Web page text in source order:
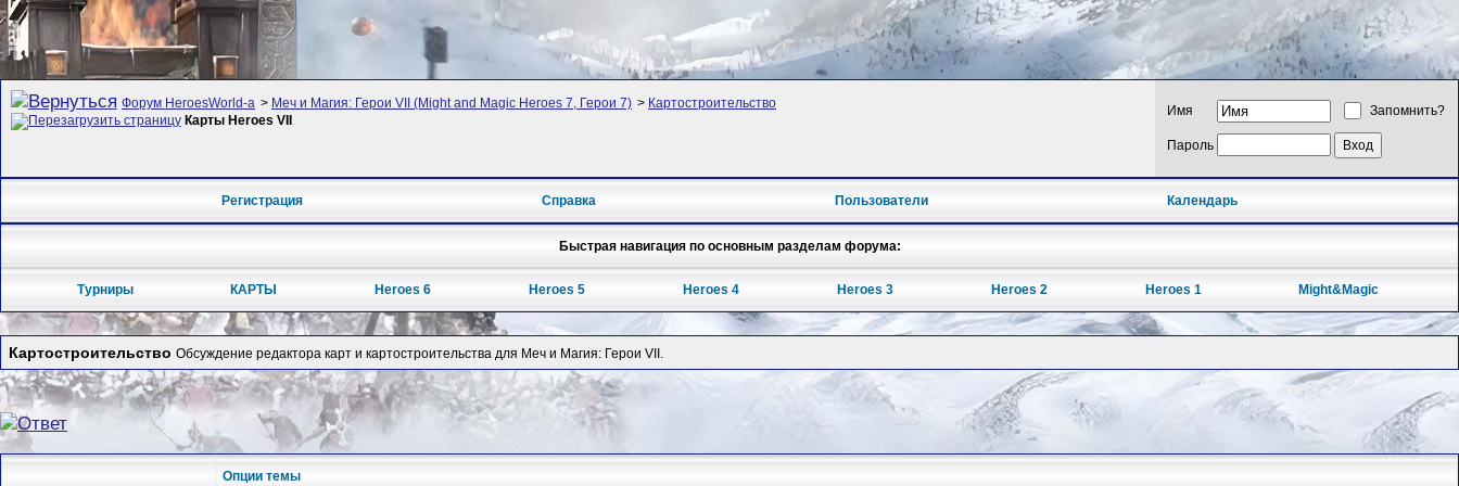
Форум HeroesWorld-а > Меч и Магия: Герои VII (Might and Magic Heroes 7, Герои 7) > Картостроительство
Карты Heroes VII
Имя Запомнить?
Пароль
Регистрация Справка Пользователи Календарь
Быстрая навигация по основным разделам форума:
Турниры КАРТЫ Heroes 6 Heroes 5 Heroes 4 Heroes 3 Heroes 2 Heroes 1 Might&Magic
Картостроительство Обсуждение редактора карт и картостроительства для Меч и Магия: Герои VII.
Опции темы